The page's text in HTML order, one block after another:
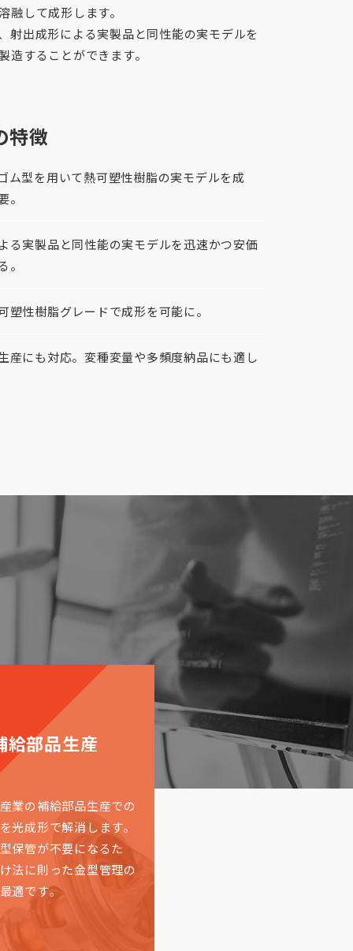
融して成形します。
射出成形による実製品と同性能の実モデルを
造することができます。
特徴
ム型を用いて熱可塑性樹脂の実モデルを成
。
る実製品と同性能の実モデルを迅速かつ安価
。
塑性樹脂グレードで成形を可能に。
産にも対応。変種変量や多頻度納品にも適し
給部品生産
業の補給部品生産での
光成形で解消します。
保管が不要になるた
法に則った金型管理の
適です。